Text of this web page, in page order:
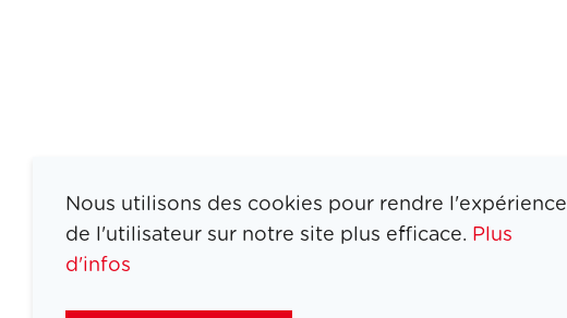
Nous utilisons des cookies pour rendre l'expérience
de l'utilisateur sur notre site plus efficace. Plus
d'infos